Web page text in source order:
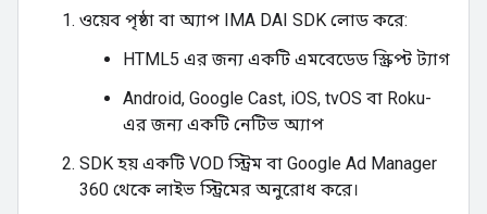
ওয়েব পৃষ্ঠা বা অ্যাপ IMA DAI SDK লোড করে:
HTML5 এর জন্য একটি এমবেডেড স্ক্রিপ্ট ট্যাগ
Android, Google Cast, iOS, tvOS বা Roku-
এর জন্য একটি নেটিভ অ্যাপ
SDK হয় একটি VOD স্ট্রিম বা Google Ad Manager
360 থেকে লাইভ স্ট্রিমের অনুরোধ করে।